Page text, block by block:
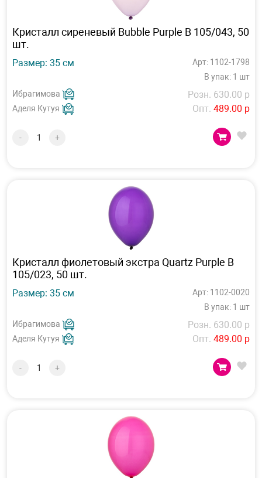
Кристалл сиреневый Bubble Purple B 105/043, 50
шт.
Размер: 35 см
Арт: 1102-1798
В упак: 1 шт
Ибрагимова
Аделя Кутуя
Розн. 630.00 р
Опт. 489.00 р
- +
Кристалл фиолетовый экстра Quartz Purple B
105/023, 50 шт.
Размер: 35 см
Арт: 1102-0020
В упак: 1 шт
Ибрагимова
Аделя Кутуя
Розн. 630.00 р
Опт. 489.00 р
- +